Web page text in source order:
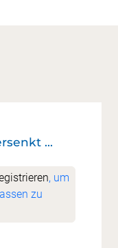
...
, um
zu